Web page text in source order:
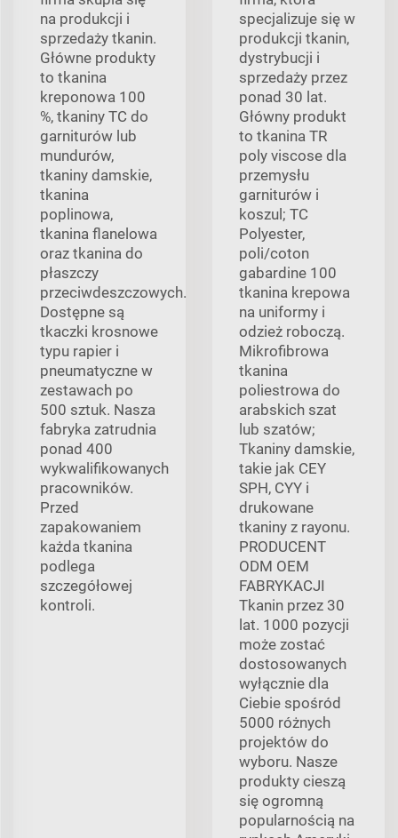
na produkcji i
sprzedaży tkanin.
Główne produkty
to tkanina
kreponowa 100
%, tkaniny TC do
garniturów lub
mundurów,
tkaniny damskie,
tkanina
poplinowa,
tkanina flanelowa
oraz tkanina do
płaszczy
przeciwdeszczowych.
Dostępne są
tkaczki krosnowe
typu rapier i
pneumatyczne w
zestawach po
500 sztuk. Nasza
fabryka zatrudnia
ponad 400
wykwalifikowanych
pracowników.
Przed
zapakowaniem
każda tkanina
podlega
szczegółowej
kontroli.
specjalizuje się w
produkcji tkanin,
dystrybucji i
sprzedaży przez
ponad 30 lat.
Główny produkt
to tkanina TR
poly viscose dla
przemysłu
garniturów i
koszul; TC
Polyester,
poli/coton
gabardine 100
tkanina krepowa
na uniformy i
odzież roboczą.
Mikrofibrowa
tkanina
poliestrowa do
arabskich szat
lub szatów;
Tkaniny damskie,
takie jak CEY
SPH, CYY i
drukowane
tkaniny z rayonu.
PRODUCENT
ODM OEM
FABRYKACJI
Tkanin przez 30
lat. 1000 pozycji
może zostać
dostosowanych
wyłącznie dla
Ciebie spośród
5000 różnych
projektów do
wyboru. Nasze
produkty cieszą
się ogromną
popularnością na